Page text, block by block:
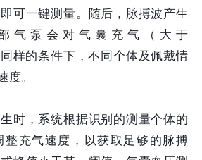
可一键测量。随后，脉搏波产生
气泵会对气囊充气（大于
样的条件下，不同个体及佩戴情
度。
时，系统根据识别的测量个体的
整充气速度，以获取足够的脉搏